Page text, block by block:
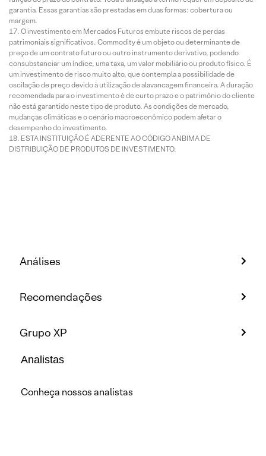
garantia. Essas garantias são prestadas em duas formas: cobertura ou
margem.
O investimento em Mercados Futuros embute riscos de perdas
patrimoniais significativos. Commodity é um objeto ou determinante de
preço de um contrato futuro ou outro instrumento derivativo, podendo
consubstanciar um índice, uma taxa, um valor mobiliário ou produto físico. É
um investimento de risco muito alto, que contempla a possibilidade de
oscilação de preço devido à utilização de alavancagem financeira. A duração
recomendada para o investimento é de curto prazo e o patrimônio do cliente
não está garantido neste tipo de produto. As condições de mercado,
mudanças climáticas e o cenário macroeconômico podem afetar o
desempenho do investimento.
ESTA INSTITUIÇÃO É ADERENTE AO CÓDIGO ANBIMA DE
DISTRIBUIÇÃO DE PRODUTOS DE INVESTIMENTO.
Análises
Recomendações
Grupo XP
Analistas
Conheça nossos analistas